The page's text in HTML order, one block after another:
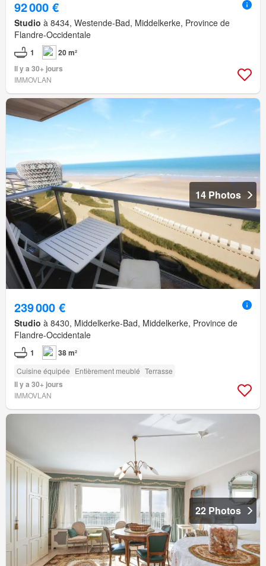
92 000 €
Studio à 8434, Westende-Bad, Middelkerke, Province de
Flandre-Occidentale
1
20 m²
Il y a 30+ jours
IMMOVLAN
14 Photos
239 000 €
Studio à 8430, Middelkerke-Bad, Middelkerke, Province de
Flandre-Occidentale
1 38 m²
Cuisine équipée Entièrement meublé Terrasse
Il y a 30+ jours
IMMOVLAN
22 Photos